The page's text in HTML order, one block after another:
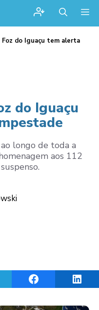
do Iguaçu tem alerta
do Iguaçu
longo de toda a
aos 112
on TelegramShare on Facebook